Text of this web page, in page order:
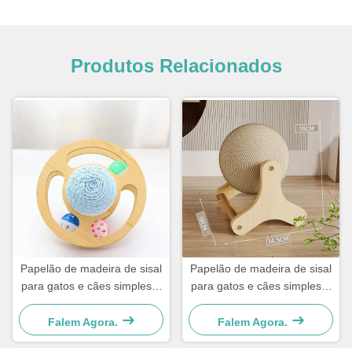
Produtos Relacionados
Papelão de madeira de sisal
para gatos e cães simples e
prático
Falem Agora.
Papelão de madeira de sisal
para gatos e cães simples e
prático
Falem Agora.